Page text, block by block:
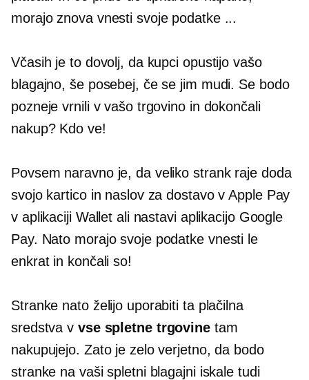
morajo znova vnesti svoje podatke ...
Včasih je to dovolj, da kupci opustijo vašo
blagajno, še posebej, če se jim mudi. Se bodo
pozneje vrnili v vašo trgovino in dokončali
nakup? Kdo ve!
Povsem naravno je, da veliko strank raje doda
svojo kartico in naslov za dostavo v Apple Pay
v aplikaciji Wallet ali nastavi aplikacijo Google
Pay. Nato morajo svoje podatke vnesti le
enkrat in končali so!
Stranke nato želijo uporabiti ta plačilna
sredstva v vse spletne trgovinetam
nakupujejo. Zato je zelo verjetno, da bodo
stranke na vaši spletni blagajni iskale tudi